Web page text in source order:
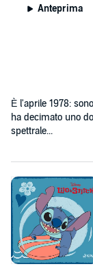
Anteprima
È l'aprile 1978:
ha decimato uno
spettrale...